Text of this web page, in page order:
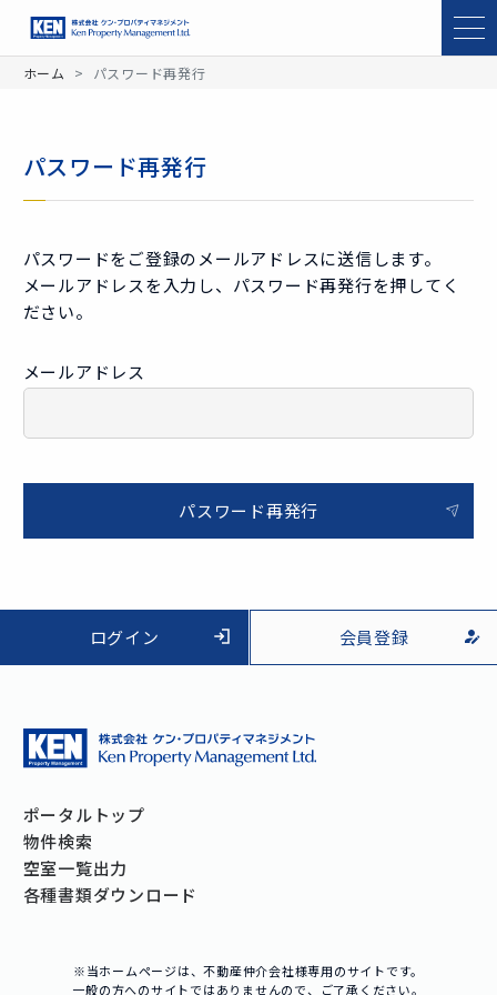
ホーム パスワード再発行
パスワード再発行
パスワードをご登録のメールアドレスに送信します。
メールアドレスを入力し、パスワード再発行を押してく
ださい。
メールアドレス
パスワード再発行
ポータルトップ
物件検索
空室一覧出力
各種書類ダウンロード
ログイン 会員登録
※当ホームページは、不動産仲介会社様専用のサイトです。
一般の方へのサイトではありませんので、ご了承ください。